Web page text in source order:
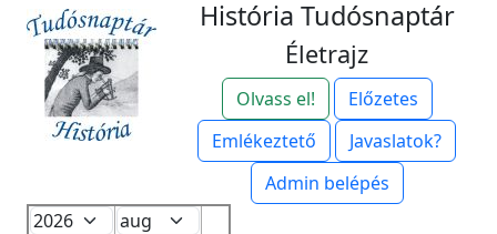
História Tudósnaptár
Életrajz
Olvass el!
Előzetes
Emlékeztető
Javaslatok?
Admin belépés